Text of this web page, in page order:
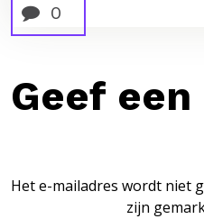
0
Geef
Het e-mailadres wordt niet
zijn